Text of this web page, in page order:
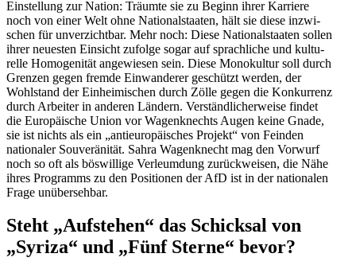
Einstellung zur Nation: Träumte sie zu Beginn ihrer Karriere
noch von einer Welt ohne Natio­nal­staaten, hält sie diese inzwi­
schen für unver­zichtbar. Mehr noch: Diese Natio­nal­staaten sollen
ihrer neuesten Einsicht zufolge sogar auf sprach­liche und kultu­
relle Homoge­nität angewiesen sein. Diese Monokultur soll durch
Grenzen gegen fremde Einwan­derer geschützt werden, der
Wohlstand der Einhei­mi­schen durch Zölle gegen die Konkurrenz
durch Arbeiter in anderen Ländern. Verständ­li­cher­weise findet
die Europäische Union vor Wagen­knechts Augen keine Gnade,
sie ist nichts als ein „antieu­ro­päi­sches Projekt“ von Feinden
natio­naler Souve­rä­nität. Sahra Wagen­knecht mag den Vorwurf
noch so oft als böswillige Verleumdung zurück­weisen, die Nähe
ihres Programms zu den Positionen der AfD ist in der natio­nalen
Frage unübersehbar.
Steht „Aufstehen“ das Schicksal von
„Syriza“ und „Fünf Sterne“ bevor?